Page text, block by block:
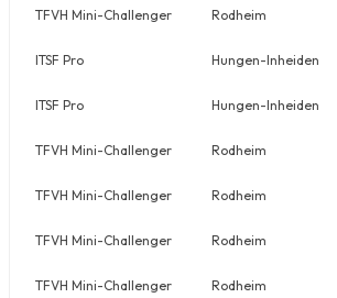
TFVH Mini-Challenger Rodheim
ITSF Pro Hungen-Inheiden
ITSF Pro Hungen-Inheiden
TFVH Mini-Challenger Rodheim
TFVH Mini-Challenger Rodheim
TFVH Mini-Challenger Rodheim
TFVH Mini-Challenger Rodheim